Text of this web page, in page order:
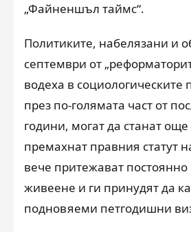
„Файненшъл таймс“.
Политиките, набелязани и
септември от
водеха в социологическите
през по-голямата част от
години, могат да станат
премахнат правния статут
вече притежават
живеене и ги принудят да
подновяеми петгодишни